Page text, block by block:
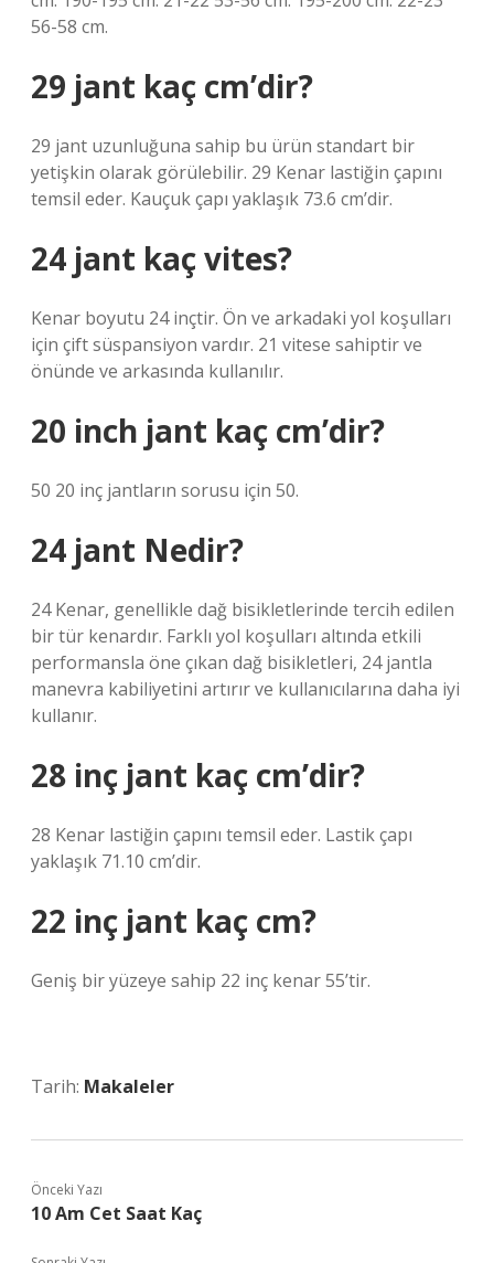
56-58 cm.
29 jant kaç cm’dir?
29 jant uzunluğuna sahip bu ürün standart bir
yetişkin olarak görülebilir. 29 Kenar lastiğin çapını
temsil eder. Kauçuk çapı yaklaşık 73.6 cm’dir.
24 jant kaç vites?
Kenar boyutu 24 inçtir. Ön ve arkadaki yol koşulları
için çift süspansiyon vardır. 21 vitese sahiptir ve
önünde ve arkasında kullanılır.
20 inch jant kaç cm’dir?
50 20 inç jantların sorusu için 50.
24 jant Nedir?
24 Kenar, genellikle dağ bisikletlerinde tercih edilen
bir tür kenardır. Farklı yol koşulları altında etkili
performansla öne çıkan dağ bisikletleri, 24 jantla
manevra kabiliyetini artırır ve kullanıcılarına daha iyi
kullanır.
28 inç jant kaç cm’dir?
28 Kenar lastiğin çapını temsil eder. Lastik çapı
yaklaşık 71.10 cm’dir.
22 inç jant kaç cm?
Geniş bir yüzeye sahip 22 inç kenar 55’tir.
Tarih: Makaleler
Önceki Yazı
10 Am Cet Saat Kaç